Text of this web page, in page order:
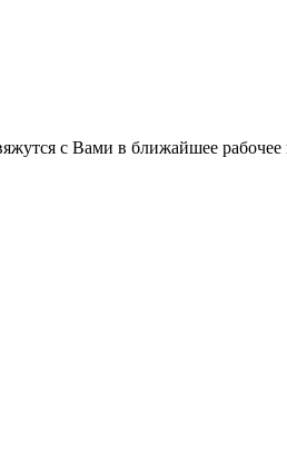
с Вами в ближайшее